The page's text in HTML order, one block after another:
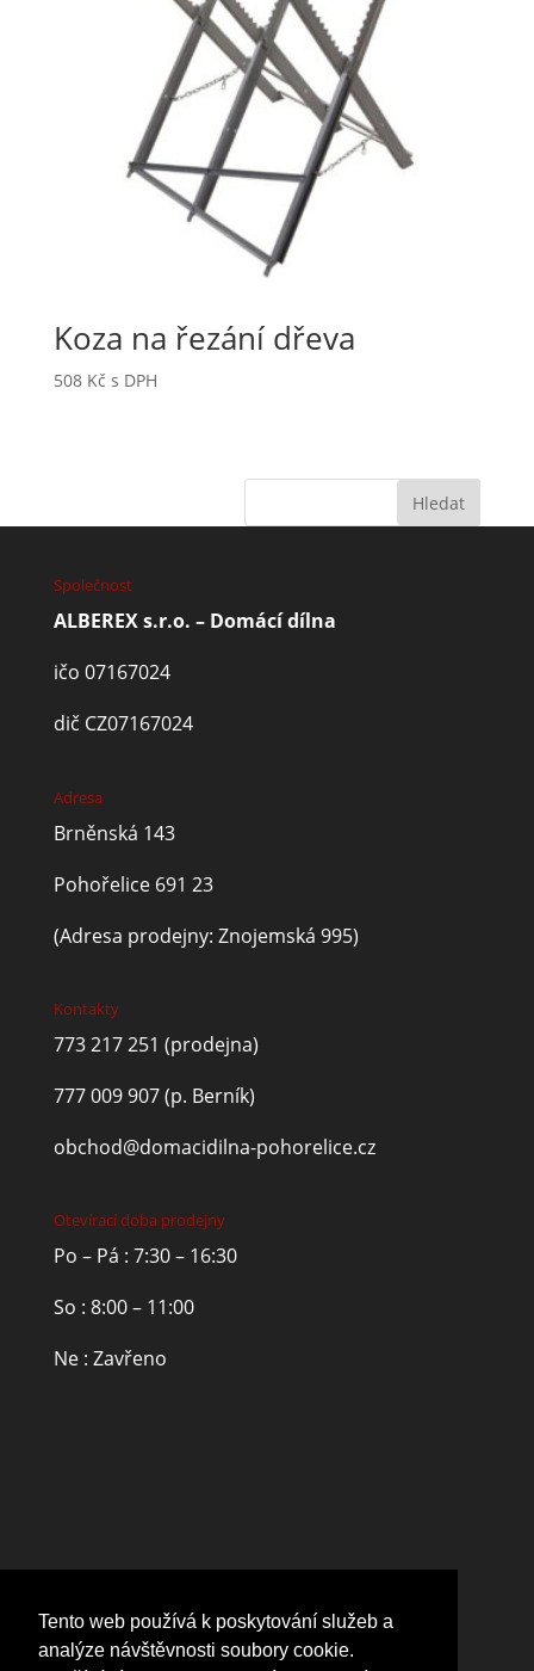
Tento web používá k poskytování služeb a
analýze návštěvnosti soubory cookie.
Koza na řezání dřeva
508 Kč s DPH
Společnost
ALBEREX s.r.o. – Domácí dílna
ičo 07167024
dič CZ07167024
Adresa
Brněnská 143
Pohořelice 691 23
(Adresa prodejny: Znojemská 995)
Kontakty
773 217 251 (prodejna)
777 009 907(p. Berník)
obchod@domacidilna-pohorelice.cz
Otevírací doba prodejny
Po – Pá : 7:30 – 16:30
So : 8:00 – 11:00
Ne : Zavřeno